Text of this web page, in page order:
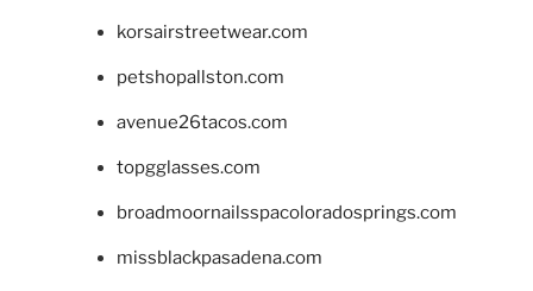
korsairstreetwear.com
petshopallston.com
avenue26tacos.com
topgglasses.com
broadmoornailsspacoloradosprings.com
missblackpasadena.com